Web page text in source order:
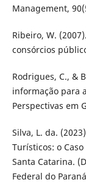
Management,
Ribeiro, W.
consórcios
Rodrigues, C., &
informação para
Perspectivas em
Silva, L. da.
Turísticos: o
Santa Catarina.
Federal do